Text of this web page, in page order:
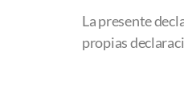
La presente
propias